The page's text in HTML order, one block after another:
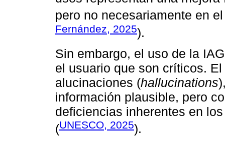
pero no necesariamente en
Fernández, 2025).
Sin embargo, el uso de la
el usuario que son críticos.
alucinaciones (hallucinations
información plausible, pero
deficiencias inherentes en
(UNESCO, 2025).